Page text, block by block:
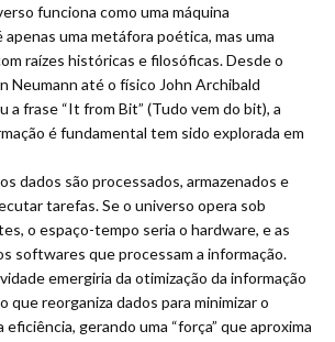
funciona como uma máquina
uma metáfora poética, mas uma
raízes históricas e filosóficas. Desde o
Neumann até o físico John Archibald
a frase “It from Bit” (Tudo vem do bit), a
é fundamental tem sido explorada em
dados são processados, armazenados e
tarefas. Se o universo opera sob
o espaço-tempo seria o hardware, e as
softwares que processam a informação.
emergiria da otimização da informação
que reorganiza dados para minimizar o
eficiência, gerando uma “força” que aproxima